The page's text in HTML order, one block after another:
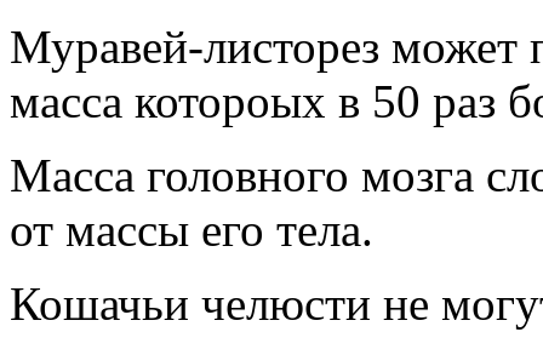
Муравей-листорез может
масса котороых в 50 раз
Масса головного мозга
от массы его тела.
Кошачьи челюсти не